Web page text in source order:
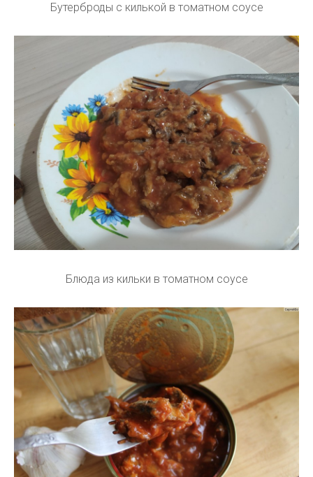
Бутерброды с килькой в томатном соусе
Блюда из кильки в томатном соусе